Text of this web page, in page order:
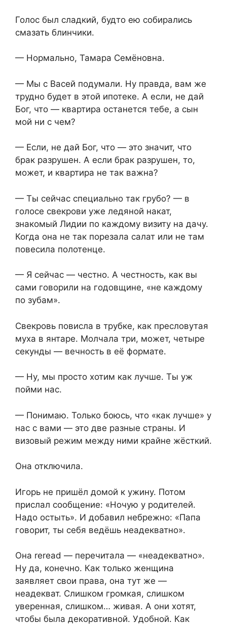
Голос был сладкий, будто ею собирались
смазать блинчики.
— Нормально, Тамара Семёновна.
— Мы с Васей подумали. Ну правда, вам же
трудно будет в этой ипотеке. А если, не дай
Бог, что — квартира останется тебе, а сын
мой ни с чем?
— Если, не дай Бог, что — это значит, что
брак разрушен. А если брак разрушен, то,
может, и квартира не так важна?
— Ты сейчас специально так грубо? — в
голосе свекрови уже ледяной накат,
знакомый Лидии по каждому визиту на дачу.
Когда она не так порезала салат или не там
повесила полотенце.
— Я сейчас — честно. А честность, как вы
сами говорили на годовщине, «не каждому
по зубам».
Свекровь повисла в трубке, как пресловутая
муха в янтаре. Молчала три, может, четыре
секунды — вечность в её формате.
— Ну, мы просто хотим как лучше. Ты уж
пойми нас.
— Понимаю. Только боюсь, что «как лучше» у
нас с вами — это две разные страны. И
визовый режим между ними крайне жёсткий.
Она отключила.
Игорь не пришёл домой к ужину. Потом
прислал сообщение: «Ночую у родителей.
Надо остыть». И добавил небрежно: «Папа
говорит, ты себя ведёшь неадекватно».
Она reread — перечитала — «неадекватно».
Ну да, конечно. Как только женщина
заявляет свои права, она тут же —
неадекват. Слишком громкая, слишком
уверенная, слишком… живая. А они хотят,
чтобы была декоративной. Удобной. Как